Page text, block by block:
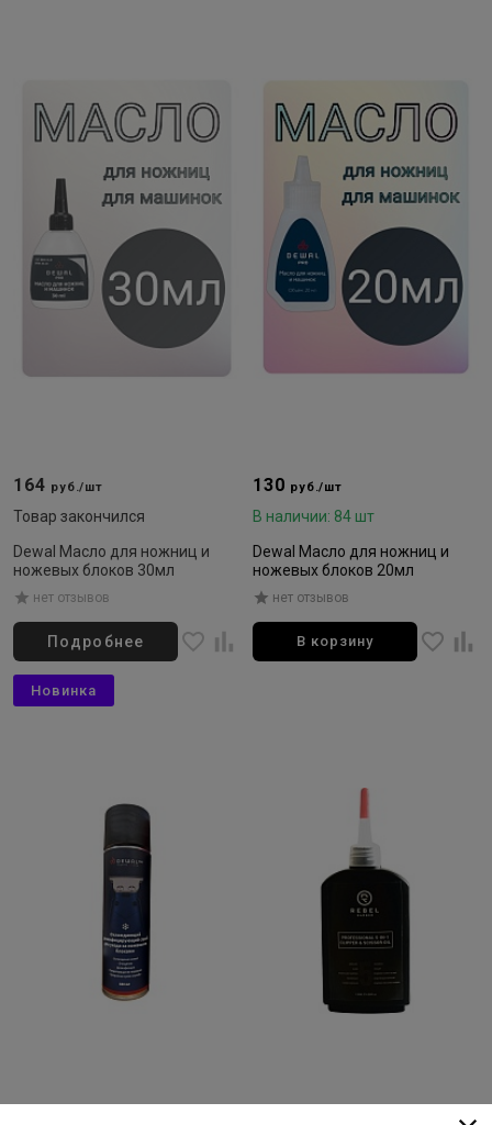
164 руб./шт
Товар закончился
Dewal Масло для ножниц и
ножевых блоков 30мл
нет отзывов
Подробнее
130 руб./шт
В наличии: 84 шт
Dewal Масло для ножниц и
ножевых блоков 20мл
нет отзывов
В корзину
Новинка